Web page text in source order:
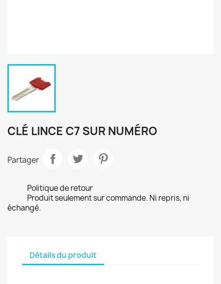
CLÉ LINCE C7 SUR NUMÉRO
Partager
Politique de retour
Produit seulement sur commande. Ni repris, ni
échangé.
Détails du produit